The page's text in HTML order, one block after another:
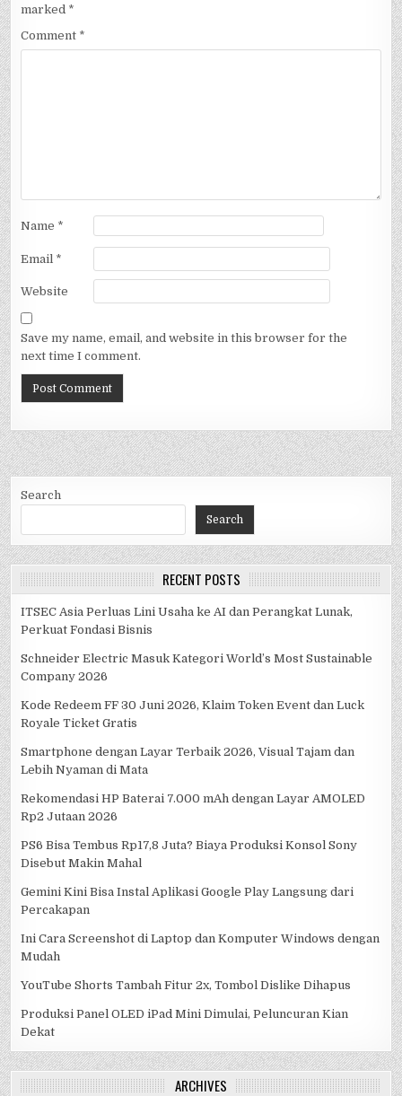
marked *
Comment *
Name *
Email *
Website
Save my name, email, and website in this browser for the
next time I comment.
Search
Search
RECENT POSTS
ITSEC Asia Perluas Lini Usaha ke AI dan Perangkat Lunak,
Perkuat Fondasi Bisnis
Schneider Electric Masuk Kategori World’s Most Sustainable
Company 2026
Kode Redeem FF 30 Juni 2026, Klaim Token Event dan Luck
Royale Ticket Gratis
Smartphone dengan Layar Terbaik 2026, Visual Tajam dan
Lebih Nyaman di Mata
Rekomendasi HP Baterai 7.000 mAh dengan Layar AMOLED
Rp2 Jutaan 2026
PS6 Bisa Tembus Rp17,8 Juta? Biaya Produksi Konsol Sony
Disebut Makin Mahal
Gemini Kini Bisa Instal Aplikasi Google Play Langsung dari
Percakapan
Ini Cara Screenshot di Laptop dan Komputer Windows dengan
Mudah
YouTube Shorts Tambah Fitur 2x, Tombol Dislike Dihapus
Produksi Panel OLED iPad Mini Dimulai, Peluncuran Kian
Dekat
ARCHIVES